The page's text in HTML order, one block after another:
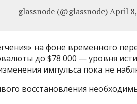
— glassnode (@glassnode) April
на фоне временного
до $78 000 — уровня
импульса пока не
восстановления